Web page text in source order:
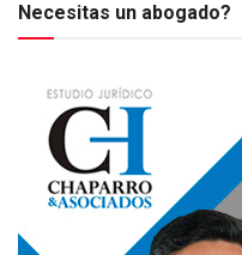
Necesitas un abogado?